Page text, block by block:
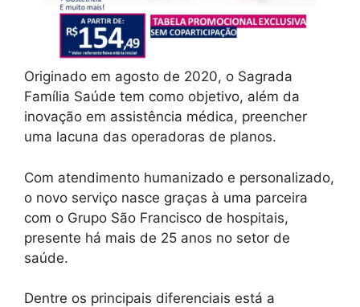
Originado em agosto de 2020, o Sagrada
Família Saúde tem como objetivo, além da
inovação em assistência médica, preencher
uma lacuna das operadoras de planos.
Com atendimento humanizado e personalizado,
o novo serviço nasce graças à uma parceira
com o Grupo São Francisco de hospitais,
presente há mais de 25 anos no setor de
saúde.
Dentre os principais diferenciais está a